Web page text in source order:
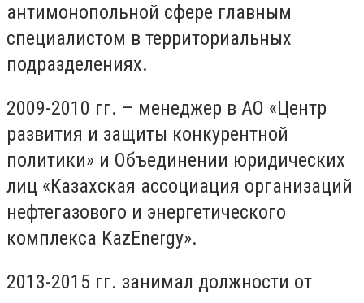
антимонопольной сфере главным
специалистом в территориальных
подразделениях.
2009-2010 гг. – менеджер в АО «Центр
развития и защиты конкурентной
политики» и Объединении юридических
лиц «Казахская ассоциация организаций
нефтегазового и энергетического
комплекса KazEnergy».
2013-2015 гг. занимал должности от